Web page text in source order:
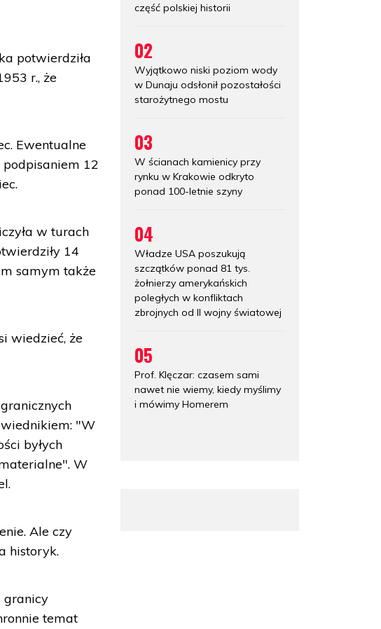
potwierdziła
r., że
Ewentualne
podpisaniem 12
w turach
14
samym także
wiedzieć, że
"W
byłych
W
Ale czy
historyk.
granicy
temat
część polskiej historii
02
Wyjątkowo niski poziom wody
w Dunaju odsłonił pozostałości
starożytnego mostu
03
W ścianach kamienicy przy
rynku w Krakowie odkryto
ponad 100-letnie szyny
04
Władze USA poszukują
szczątków ponad 81 tys.
żołnierzy amerykańskich
poległych w konfliktach
zbrojnych od II wojny światowej
05
Prof. Klęczar: czasem sami
nawet nie wiemy, kiedy myślimy
i mówimy Homerem